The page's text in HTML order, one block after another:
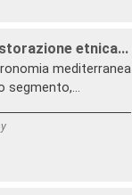
etnica...
mediterranea
segmento,...